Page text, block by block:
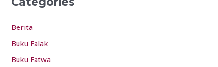
c
f
o
r
Berita
Buku Falak
Buku Fatwa